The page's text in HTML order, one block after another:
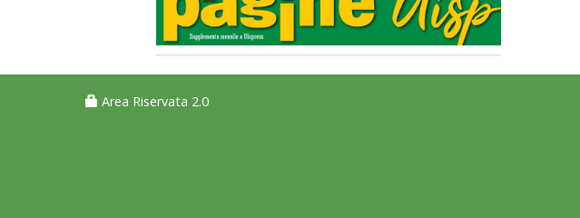
Area Riservata 2.0